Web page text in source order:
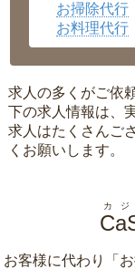
お掃除代行
お料理代行
求人の多くがご依
下の求人情報は、
求人はたくさんご
くお願いします。
カジ
お客様に代わり「